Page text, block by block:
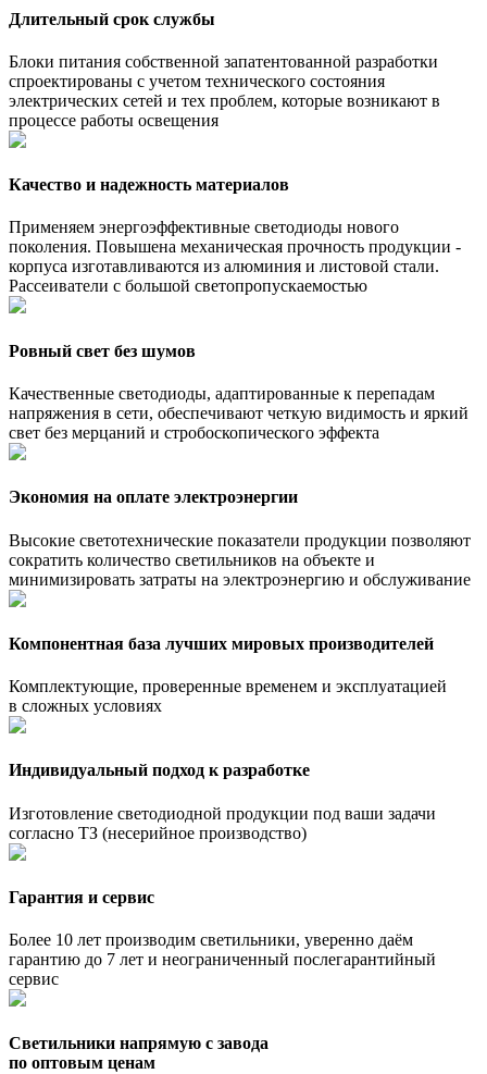
Длительный срок службы
Блоки питания собственной запатентованной разработки
спроектированы с учетом технического состояния
электрических сетей и тех проблем, которые возникают в
процессе работы освещения
Качество и надежность материалов
Применяем энергоэффективные светодиоды нового
поколения. Повышена механическая прочность продукции -
корпуса изготавливаются из алюминия и листовой стали.
Рассеиватели с большой светопропускаемостью
Ровный свет без шумов
Качественные светодиоды, адаптированные к перепадам
напряжения в сети, обеспечивают четкую видимость и яркий
свет без мерцаний и стробоскопического эффекта
Экономия на оплате электроэнергии
Высокие светотехнические показатели продукции позволяют
сократить количество светильников на объекте и
минимизировать затраты на электроэнергию и обслуживание
Компонентная база лучших мировых производителей
Комплектующие, проверенные временем и эксплуатацией
в сложных условиях
Индивидуальный подход к разработке
Изготовление светодиодной продукции под ваши задачи
согласно ТЗ (несерийное производство)
Гарантия и сервис
Более 10 лет производим светильники, уверенно даём
гарантию до 7 лет и неограниченный послегарантийный
сервис
Светильники напрямую с завода
по оптовым ценам